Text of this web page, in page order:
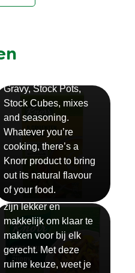
Gravy, Stock Pots,
Stock Cubes, mixes
and seasoning.
Whatever you’re
cooking, there’s a
Knorr product to bring
out its natural flavour
of your food.
Sauzen
Onze Knorr sauzen
zijn lekker en
makkelijk om klaar te
maken voor bij elk
gerecht. Met deze
ruime keuze, weet je